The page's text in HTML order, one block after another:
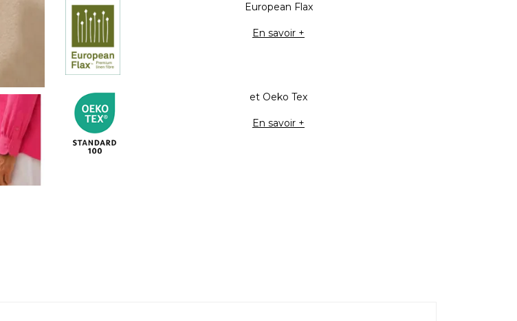
European Flax
En savoir +
et Oeko Tex
En savoir +